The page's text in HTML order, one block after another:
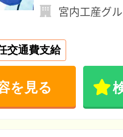
宮内工産グ
交通費支給
を見る